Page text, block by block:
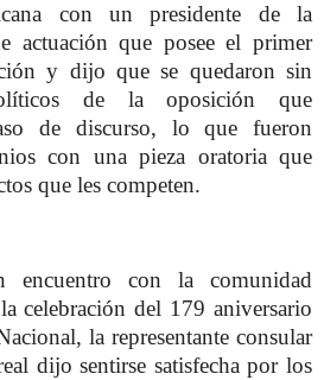
con un presidente de la
actuación que posee el primer
y dijo que se quedaron sin
de la oposición que
de discurso, lo que fueron
con una pieza oratoria que
que les competen.
con la comunidad
celebración del 179 aniversario
la representante consular
dijo sentirse satisfecha por los